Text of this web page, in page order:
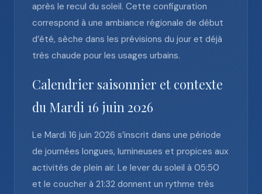
après le recul du soleil. Cette configuration
correspond à une ambiance régionale de début
d’été, sèche dans les prévisions du jour et déjà
très chaude pour les usages urbains.
Calendrier saisonnier et contexte
du Mardi 16 juin 2026
Le Mardi 16 juin 2026 s’inscrit dans une période
de journées longues, lumineuses et propices aux
activités de plein air. Le lever du soleil à 05:50
et le coucher à 21:32 donnent un rythme très